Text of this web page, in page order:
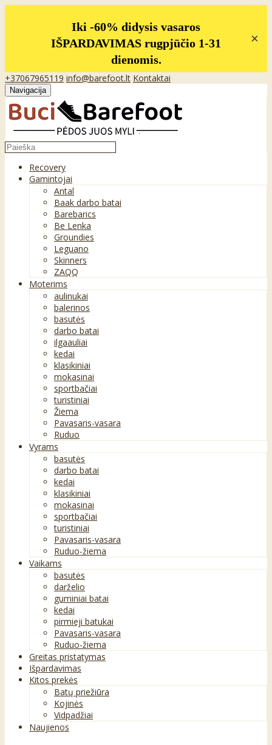
Iki -60% didysis vasaros
IŠPARDAVIMAS rugpjūčio 1-31
dienomis.
×
+37067965119 info@barefoot.lt Kontaktai
Navigacija
Recovery
Gamintojai
Antal
Baak darbo batai
Barebarics
Be Lenka
Groundies
Leguano
Skinners
ZAQQ
Moterims
aulinukai
balerinos
basutės
darbo batai
ilgaauliai
kedai
klasikiniai
mokasinai
sportbačiai
turistiniai
Žiema
Pavasaris-vasara
Ruduo
Vyrams
basutės
darbo batai
kedai
klasikiniai
mokasinai
sportbačiai
turistiniai
Pavasaris-vasara
Ruduo-žiema
Vaikams
basutės
darželio
guminiai batai
kedai
pirmieji batukai
Pavasaris-vasara
Ruduo-žiema
Greitas pristatymas
Išpardavimas
Kitos prekės
Batų priežiūra
Kojinės
Vidpadžiai
Naujienos